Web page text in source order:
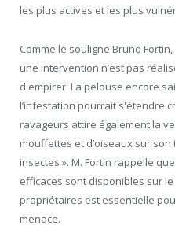
les plus actives et les plus
Comme le souligne Bruno
une intervention n’est pas
d'empirer. La pelouse encore
l’infestation pourrait s'étendre
ravageurs attire également la
mouffettes et d’oiseaux sur
insectes ». M. Fortin rappelle
efficaces sont disponibles sur
propriétaires est essentielle
menace.